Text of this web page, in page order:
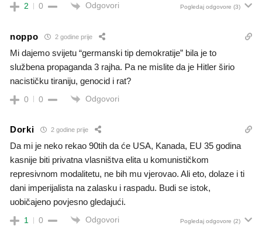
2 0 Odgovori Pogledaj odgovore (3)
noppo 2 godine prije
Mi dajemo svijetu “germanski tip demokratije” bila je to
službena propaganda 3 rajha. Pa ne mislite da je Hitler širio
nacističku tiraniju, genocid i rat?
0 0 Odgovori
Dorki 2 godine prije
Da mi je neko rekao 90tih da će USA, Kanada, EU 35 godina
kasnije biti privatna vlasništva elita u komunističkom
represivnom modalitetu, ne bih mu vjerovao. Ali eto, dolaze i ti
dani imperijalista na zalasku i raspadu. Budi se istok,
uobičajeno povjesno gledajući.
1 0 Odgovori Pogledaj odgovore (2)